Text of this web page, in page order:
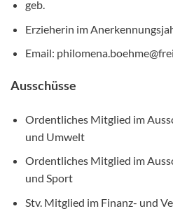
geb.
Erzieherin im
Email:
Ausschüsse
Ordentliches Mitglied im
und Umwelt
Ordentliches Mitglied im
und Sport
Stv. Mitglied im Finanz- und